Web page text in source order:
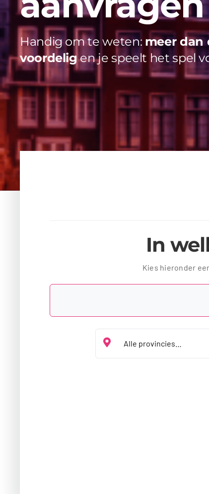
Handig om te weten: meer dan
voordeligen je speelt het spel
In
Kies hieronder